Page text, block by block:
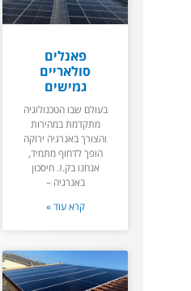
פאנלים
סולאריים
גמישים
בעולם שבו הטכנולוגיה
מתקדמת במהירות
והצורך באנרגיה ירוקה
הופך לדחוף מתמיד,
אנחנו בק.ז. חיסכון
באנרגיה –
קרא עוד »